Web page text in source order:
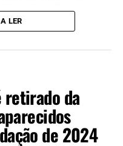
Sossella, na
foram positivos. Cerca
local. Foram
3 mil deles já
R$ 13 milhões de
as
LER
retirado da
de 2024